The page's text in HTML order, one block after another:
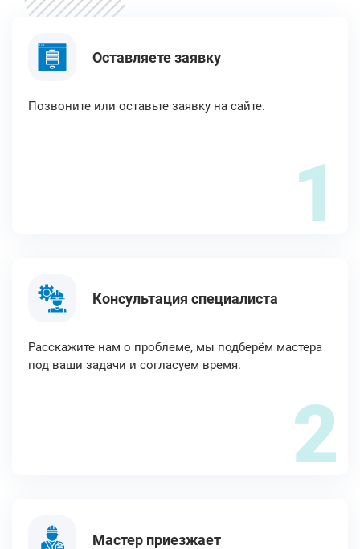
Оставляете заявку
Позвоните или оставьте заявку на сайте.
1
Консультация специалиста
Расскажите нам о проблеме, мы подберём мастера
под ваши задачи и согласуем время.
2
Мастер приезжает